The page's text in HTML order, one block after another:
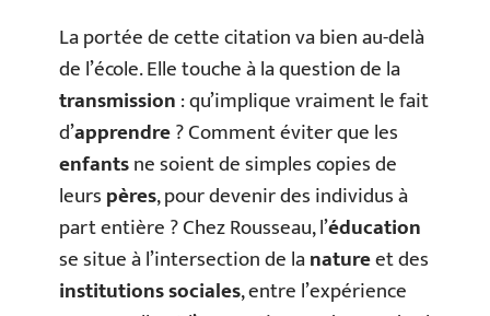
La portée de cette citation va bien au-delà
de l’école. Elle touche à la question de la
transmission: qu’implique vraiment le fait
d’apprendre? Comment éviter que les
enfantsne soient de simples copies de
leurspères, pour devenir des individus à
part entière ? Chez Rousseau, l’éducation
se situe à l’intersection de lanatureet des
institutions sociales, entre l’expérience